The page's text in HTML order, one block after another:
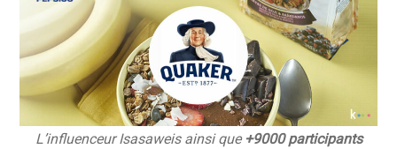
L’influenceur Isasaweis ainsi que +9000 participants